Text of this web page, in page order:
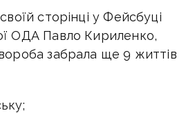
сторінці у Фейсбуці
ОДА Павло Кириленко,
забрала ще 9 життів